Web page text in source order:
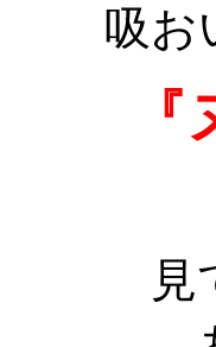
吸お
見